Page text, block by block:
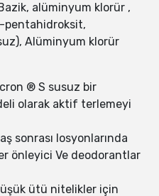
Bazik, alüminyum klorür ,
pentahidroksit,
Alüminyum klorür
® S susuz bir
olarak aktif terlemeyi
sonrası losyonlarında
önleyici Ve deodorantlar
ütü nitelikler için